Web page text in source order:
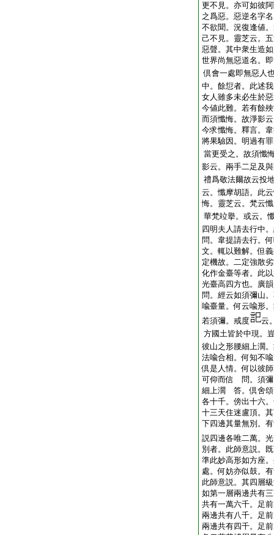
更不見。亦可如彼
之爲惡。惡逆名字
不欲聞。況復逢値
己不見。靈芝云。
惡聲。其中衆生造
世界尚無惡道名。
倶會一處即無惡人
中。餘愆者。此述
女人雖多未必生於
今値此難。若有餘
而須懺悔。故淨影
今求懺悔。釋言。
將果驗因。明過有
當更受之。故須懺
影云。兩手二足及
禮爲敬法爾故云投
云。懺摩胡語。此
悔。靈芝云。梵云
華梵竝擧。或云。
四明夫人請去行中
問。韋提請去行。
文。輒以難解。但
定機故。二定強散
化作金臺等者。此
光臺高四方也。廣
問。經云如須彌山
喩臺量。何云喩形
若須彌。戒度
云
方國土皆於中現。
彼山之形腰細上濶
法喩合相。何知不
倶是人情。何以彼
可仰而信 問。須彌
細上濶 答。倶舍頌
各十千。傍出十六
十三天住迷盧頂。
下四邊其量無別。
説四邊各唯二萬。光
別者。此師意説。
準此妙高形如方座
處。何妨亦似鼓。
此師意説。其四層
如第一層兩邊共有
共有一萬六千。足
兩邊共有八千。足
兩邊共有四千。足